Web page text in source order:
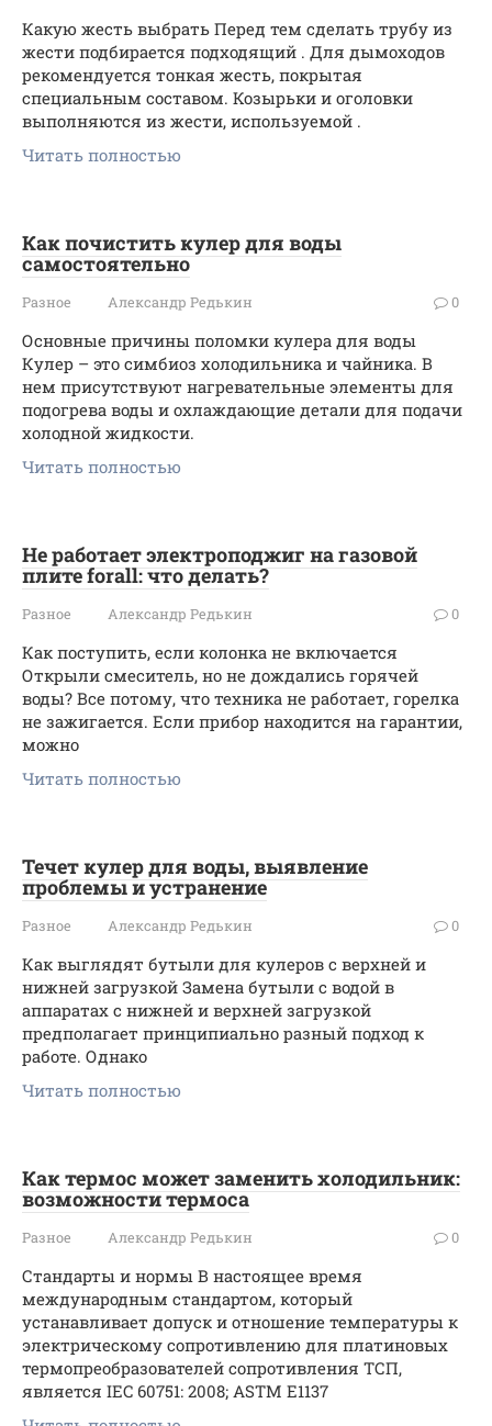
Какую жесть выбрать Перед тем сделать трубу из
жести подбирается подходящий . Для дымоходов
рекомендуется тонкая жесть, покрытая
специальным составом. Козырьки и оголовки
выполняются из жести, используемой .
Читать полностью
Как почистить кулер для воды
самостоятельно
Разное Александр Редькин 0
Основные причины поломки кулера для воды
Кулер – это симбиоз холодильника и чайника. В
нем присутствуют нагревательные элементы для
подогрева воды и охлаждающие детали для подачи
холодной жидкости.
Читать полностью
Не работает электроподжиг на газовой
плите forall: что делать?
Разное Александр Редькин 0
Как поступить, если колонка не включается
Открыли смеситель, но не дождались горячей
воды? Все потому, что техника не работает, горелка
не зажигается. Если прибор находится на гарантии,
можно
Читать полностью
Течет кулер для воды, выявление
проблемы и устранение
Разное Александр Редькин 0
Как выглядят бутыли для кулеров с верхней и
нижней загрузкой Замена бутыли с водой в
аппаратах с нижней и верхней загрузкой
предполагает принципиально разный подход к
работе. Однако
Читать полностью
Как термос может заменить холодильник:
возможности термоса
Разное Александр Редькин 0
Стандарты и нормы В настоящее время
международным стандартом, который
устанавливает допуск и отношение температуры к
электрическому сопротивлению для платиновых
термопреобразователей сопротивления ТСП,
является IEC 60751: 2008; ASTM E1137